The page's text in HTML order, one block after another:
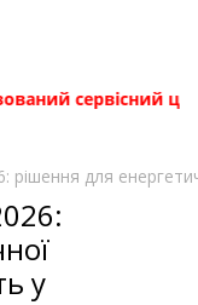
сервісний
рішення для
у